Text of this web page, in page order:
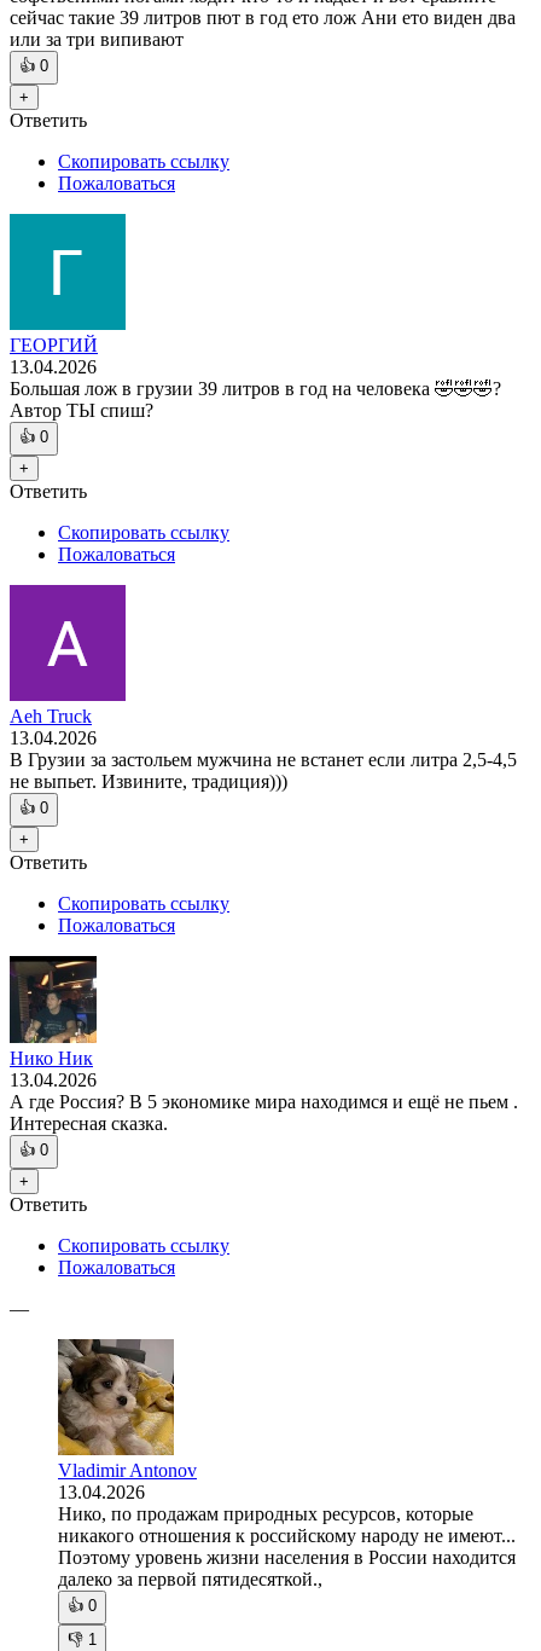
сейчас такие 39 литров пют в год ето лож Ани ето виден два
или за три випивают
👍 0
+
Ответить
Скопировать ссылку
Пожаловаться
ГЕОРГИЙ
13.04.2026
Большая лож в грузии 39 литров в год на человека 🤣🤣🤣?
Автор ТЫ спиш?
👍 0
+
Ответить
Скопировать ссылку
Пожаловаться
Aeh Truck
13.04.2026
В Грузии за застольем мужчина не встанет если литра 2,5-4,5
не выпьет. Извините, традиция)))
👍 0
+
Ответить
Скопировать ссылку
Пожаловаться
Нико Ник
13.04.2026
А где Россия? В 5 экономике мира находимся и ещё не пьем .
Интересная сказка.
👍 0
+
Ответить
Скопировать ссылку
Пожаловаться
—
Vladimir Antonov
13.04.2026
Нико, по продажам природных ресурсов, которые
никакого отношения к российскому народу не имеют...
Поэтому уровень жизни населения в России находится
далеко за первой пятидесяткой.,
👍 0
👎 1